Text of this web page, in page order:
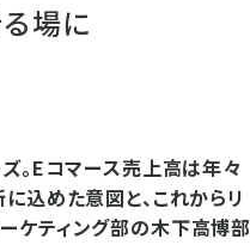
場に
。Eコマース売上高は年々
込めた意図と、これからリ
ケティング部の木下高博部